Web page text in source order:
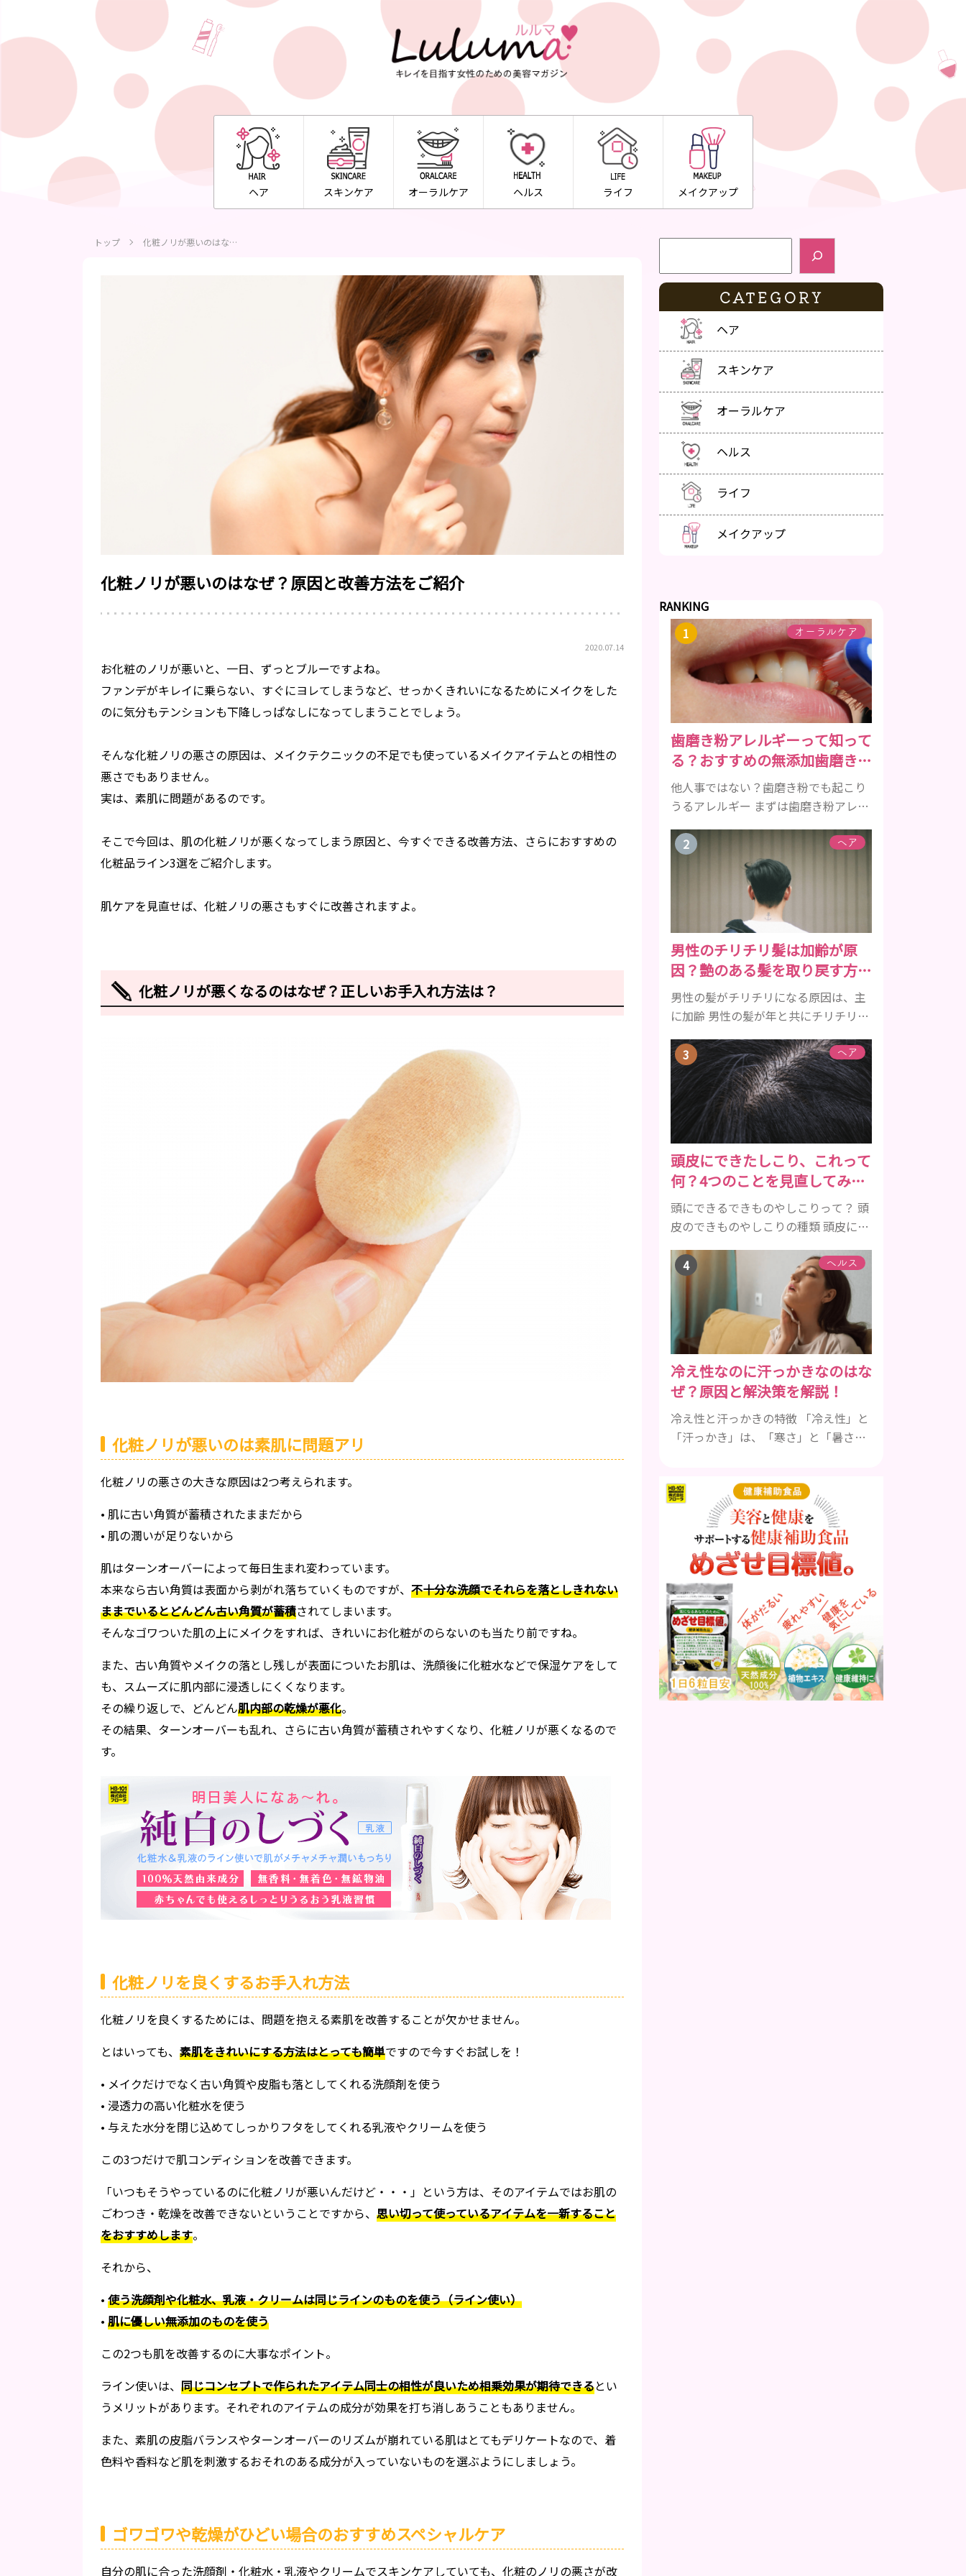
ヘア スキンケア オーラルケア ヘルス ライフ メイクアップ
トップ 化粧ノリが悪いのはな…
化粧ノリが悪いのはなぜ？原因と改善方法をご紹介
2020.07.14
お化粧のノリが悪いと、一日、ずっとブルーですよね。
ファンデがキレイに乗らない、すぐにヨレてしまうなど、せっかくきれいになるためにメイクをした
のに気分もテンションも下降しっぱなしになってしまうことでしょう。
そんな化粧ノリの悪さの原因は、メイクテクニックの不足でも使っているメイクアイテムとの相性の
悪さでもありません。
実は、素肌に問題があるのです。
そこで今回は、肌の化粧ノリが悪くなってしまう原因と、今すぐできる改善方法、さらにおすすめの
化粧品ライン3選をご紹介します。
肌ケアを見直せば、化粧ノリの悪さもすぐに改善されますよ。
化粧ノリが悪くなるのはなぜ？正しいお手入れ方法は？
化粧ノリが悪いのは素肌に問題アリ
化粧ノリの悪さの大きな原因は2つ考えられます。
• 肌に古い角質が蓄積されたままだから
• 肌の潤いが足りないから
肌はターンオーバーによって毎日生まれ変わっています。
本来なら古い角質は表面から剥がれ落ちていくものですが、 不十分な洗顔でそれらを落としきれない
ままでいるとどんどん古い角質が蓄積されてしまいます。
そんなゴワついた肌の上にメイクをすれば、きれいにお化粧がのらないのも当たり前ですね。
また、古い角質やメイクの落とし残しが表面についたお肌は、洗顔後に化粧水などで保湿ケアをして
も、スムーズに肌内部に浸透しにくくなります。
その繰り返しで、どんどん肌内部の乾燥が悪化。
その結果、ターンオーバーも乱れ、さらに古い角質が蓄積されやすくなり、化粧ノリが悪くなるので
す。
化粧ノリを良くするお手入れ方法
化粧ノリを良くするためには、問題を抱える素肌を改善することが欠かせません。
とはいっても、 素肌をきれいにする方法はとっても簡単ですので今すぐお試しを！
• メイクだけでなく古い角質や皮脂も落としてくれる洗顔剤を使う
• 浸透力の高い化粧水を使う
• 与えた水分を閉じ込めてしっかりフタをしてくれる乳液やクリームを使う
この3つだけで肌コンディションを改善できます。
「いつもそうやっているのに化粧ノリが悪いんだけど・・・」という方は、そのアイテムではお肌の
ごわつき・乾燥を改善できないということですから、 思い切って使っているアイテムを一新すること
をおすすめします。
それから、
• 使う洗顔剤や化粧水、乳液・クリームは同じラインのものを使う（ライン使い）
• 肌に優しい無添加のものを使う
この2つも肌を改善するのに大事なポイント。
ライン使いは、 同じコンセプトで作られたアイテム同士の相性が良いため相乗効果が期待できるとい
うメリットがあります。それぞれのアイテムの成分が効果を打ち消しあうこともありません。
また、素肌の皮脂バランスやターンオーバーのリズムが崩れている肌はとてもデリケートなので、着
色料や香料など肌を刺激するおそれのある成分が入っていないものを選ぶようにしましょう。
ゴワゴワや乾燥がひどい場合のおすすめスペシャルケア
自分の肌に合った洗顔剤・化粧水・乳液やクリームでスキンケアしていても、化粧のノリの悪さが改
検索
CATEGORY
ヘア
スキンケア
オーラルケア
ヘルス
ライフ
メイクアップ
RANKING
オーラルケア
歯磨き粉アレルギーって知って
る？おすすめの無添加歯磨き粉
をご紹介
他人事ではない？歯磨き粉でも起こり
うるアレルギー まずは歯磨き粉アレル
ーの症状を解説しますね。 歯磨き粉に
含まれるアレルギーを起こすおそれの
ある成分 まず、普段お使いの歯磨き粉
に含まれているどの成分にアレルギー
を引き起こすおそれがあるのかを説明
しますね。 •フッ素･･･歯の表面のエナ
メルを守り強くしたり、虫歯と防ぐ働
きを持つ成分 •香味料 ･･･歯磨き粉の風
味や爽...
ヘア
男性のチリチリ髪は加齢が原
因？艶のある髪を取り戻す方法
をご紹介
男性の髪がチリチリになる原因は、主
に加齢 男性の髪が年と共にチリチリに
い頃はしっかりとボリュームがあり、
髪にツヤがあった男性も、いつのまに
か髪がチリチリでペタンとするように
なったと感じる人もいるでしょう。特
に大人の男性としての魅力が出てくる
40代以降の男性に悩んでいる人が多い
傾向があります。 髪が生え変わるサイ
クルは、年齢と共に乱れていきます。
髪が太くならないま...
ヘア
頭皮にできたしこり、これって
何？4つのことを見直してみよ
う！
頭にできるできものやしこりって？ 頭
皮のできものやしこりの種類 頭皮にで
して一種類ではありません。人によっ
ても違いますし、症状や種類によって
も違います。まずはどんな病気なの
か、よりも、どんな種類のできものや
しこりがあるのかを解説いきましょ
う。 水疱 ご存知の方もいらっしゃるか
と思いますが、すいほう、と読みま
す。これは表皮や表皮下にできるもの
です。表皮は0.2mmほ...
ヘルス
冷え性なのに汗っかきなのはな
ぜ？原因と解決策を解説！
冷え性と汗っかきの特徴 「冷え性」と
「汗っかき」は、「寒さ」と「暑さ」
す。 冷え性とは 冷え性とは、本来であ
れば寒さを感じることのない温度であ
るにも関わらず、手足などが凍ったよ
うに冷たくて辛いと感じることを指し
ます。 「暖かい部屋にいるのに手足が
冷たい」「布団をかけても手足が冷た
くて寝れない」などの症状に悩んでい
る方は、冷え性の可能...